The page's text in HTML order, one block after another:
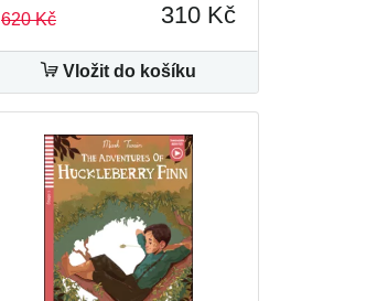
620 Kč 310 Kč
Vložit do košíku